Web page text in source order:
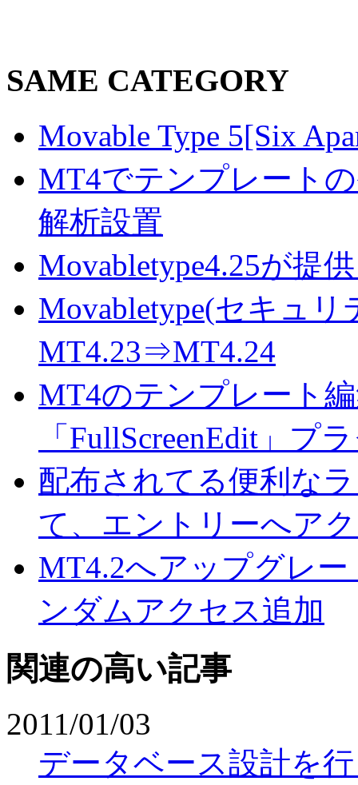
SAME CATEGORY
Movable Type 5[Six
MT4でテンプレート
解析設置
Movabletype4.25が提
Movabletype(セキュ
MT4.23⇒MT4.24
MT4のテンプレート
「FullScreenEdit」プ
配布されてる便利な
て、エントリーへア
MT4.2へアップグレ
ンダムアクセス追加
関連の高い記事
2011/01/03
データベース設計を